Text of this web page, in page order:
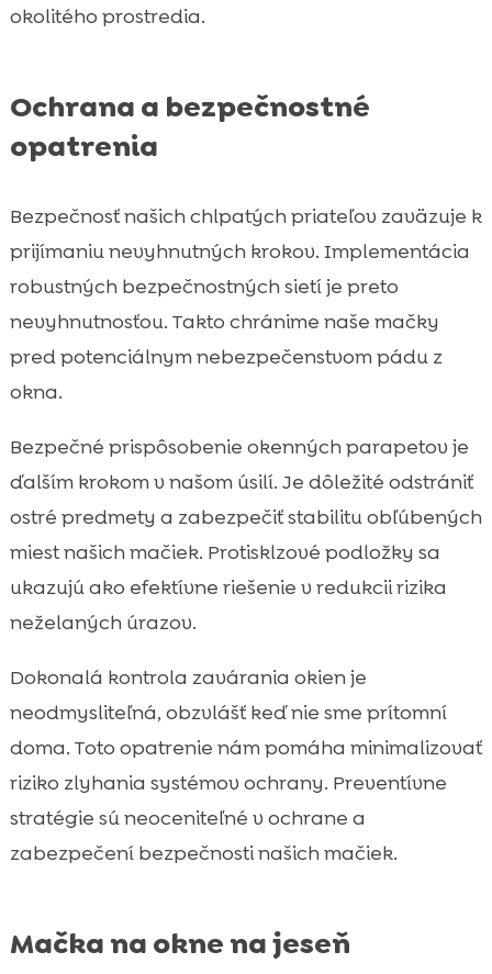
okolitého prostredia.
Ochrana a bezpečnostné
opatrenia
Bezpečnosť našich chlpatých priateľov zaväzuje k
prijímaniu nevyhnutných krokov. Implementácia
robustných bezpečnostných sietí je preto
nevyhnutnosťou. Takto chránime naše mačky
pred potenciálnym nebezpečenstvom pádu z
okna.
Bezpečné prispôsobenie okenných parapetov je
ďalším krokom v našom úsilí. Je dôležité odstrániť
ostré predmety a zabezpečiť stabilitu obľúbených
miest našich mačiek. Protisklzové podložky sa
ukazujú ako efektívne riešenie v redukcii rizika
neželaných úrazov.
Dokonalá kontrola zavárania okien je
neodmysliteľná, obzvlášť keď nie sme prítomní
doma. Toto opatrenie nám pomáha minimalizovať
riziko zlyhania systémov ochrany. Preventívne
stratégie sú neoceniteľné v ochrane a
zabezpečení bezpečnosti našich mačiek.
Mačka na okne na jeseň